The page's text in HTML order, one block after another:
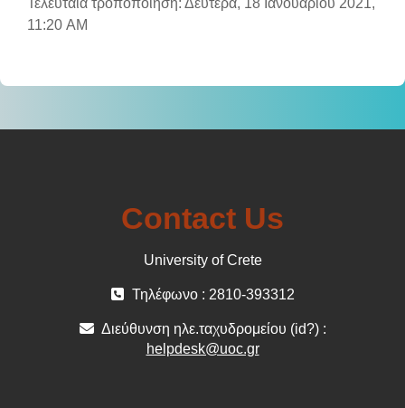
Τελευταία τροποποίηση: Δευτέρα, 18 Ιανουαρίου 2021,
11:20 AM
Contact Us
University of Crete
Τηλέφωνο : 2810-393312
Διεύθυνση ηλε.ταχυδρομείου (id?) :
helpdesk@uoc.gr